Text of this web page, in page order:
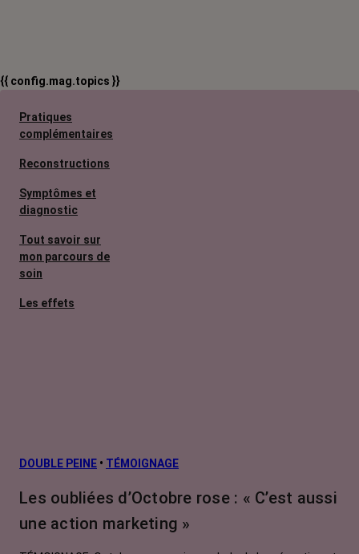
{{ config.mag.topics }}
Pratiques
complémentaires
Reconstructions
Symptômes et
diagnostic
Tout savoir sur
mon parcours de
soin
Les effets
L’après cancer
Traitements
contre le cancer
DOUBLE PEINE • TÉMOIGNAGE
Les oubliées d’Octobre rose : « C’est aussi
une action marketing »